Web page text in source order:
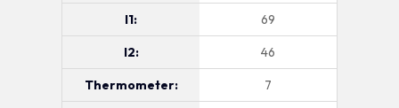
l1: 69
l2: 46
Thermometer: 7